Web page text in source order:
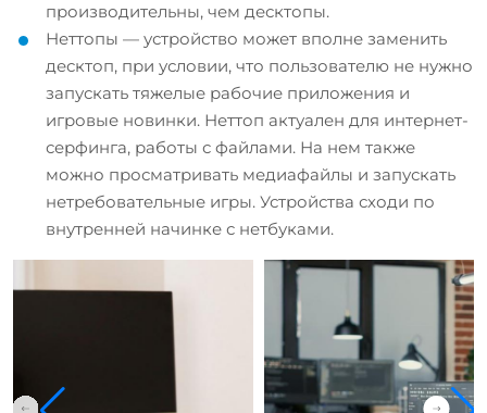
производительны, чем десктопы.
Неттопы — устройство может вполне заменить
десктоп, при условии, что пользователю не нужно
запускать тяжелые рабочие приложения и
игровые новинки. Неттоп актуален для интернет-
серфинга, работы с файлами. На нем также
можно просматривать медиафайлы и запускать
нетребовательные игры. Устройства сходи по
внутренней начинке с нетбуками.